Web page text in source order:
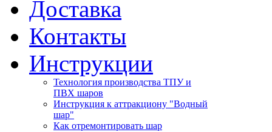
Доставка
Контакты
Инструкции
Технология производства ТПУ и
ПВХ шаров
Инструкция к аттракциону "Водный
шар"
Как отремонтировать шар